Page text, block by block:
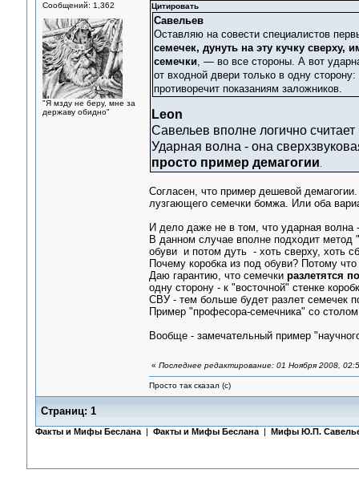
Сообщений: 1,362
"Я мзду не беру, мне за
державу обидно"
Цитировать
Савельев
Оставляю на совести специалистов
семечек, дунуть на эту кучку сверху,
семечки, — во все стороны. А вот
от входной двери только в одну
противоречит показаниям заложников.
Leon
Савельев вполне логично
Ударная волна - она
просто пример демагогии
Согласен, что пример дешевой
лузгающего семечки бомжа. Или оба
И дело даже не в том, что ударная волна
В данном случае вполне подходит метод
обуви и потом дуть - хоть сверху, хоть
Почему коробка из под обуви? Потому
Даю гарантию, что семечки разлетятся
одну сторону - к "восточной" стенке
СВУ - тем больше будет разлет семечек
Пример "професора-семечника" со
Вообще - замечательный пример
« Последнее редактирование: 01 Ноября 2008,
Просто так сказал (с)
Страниц: 1
Факты и Мифы Беслана| Факты и Мифы Беслана| Мифы Ю.П.